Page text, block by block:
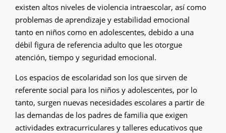
existen altos niveles de violencia intraescolar, así como
problemas de aprendizaje y estabilidad emocional
tanto en niños como en adolescentes, debido a una
débil figura de referencia adulto que les otorgue
atención, tiempo y seguridad emocional.
Los espacios de escolaridad son los que sirven de
referente social para los niños y adolescentes, por lo
tanto, surgen nuevas necesidades escolares a partir de
las demandas de los padres de familia que exigen
actividades extracurriculares y talleres educativos que